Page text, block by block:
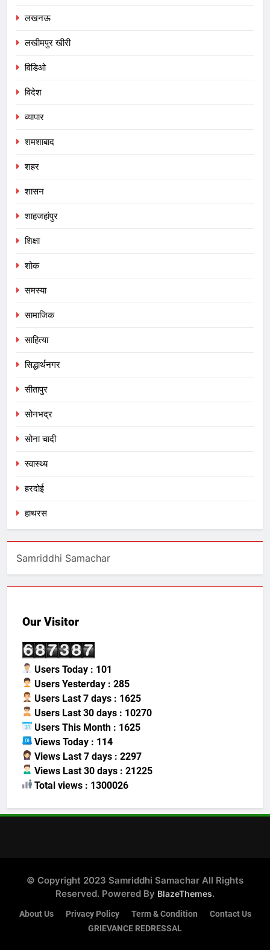
लखनऊ
लखीमपुर खीरी
विडिओ
विदेश
व्यापार
शमशाबाद
शहर
शासन
शाहजहांपुर
शिक्षा
शोक
समस्या
सामाजिक
साहित्या
सिद्धार्थनगर
सीतापुर
सोनभद्र
सोना चादी
स्वास्थ्य
हरदोई
हाथरस
Samriddhi Samachar
Our Visitor
Users Today : 101
Users Yesterday : 285
Users Last 7 days : 1625
Users Last 30 days : 10270
Users This Month : 1625
Views Today : 114
Views Last 7 days : 2297
Views Last 30 days : 21225
Total views : 1300026
© Copyright 2023 Samriddhi Samachar All Rights
Reserved. Powered By BlazeThemes.
About Us Privacy Policy Term & Condition
Contact Us
GRIEVANCE REDRESSAL